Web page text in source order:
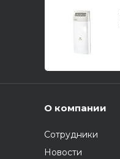
О компании
Сотрудники
Новости